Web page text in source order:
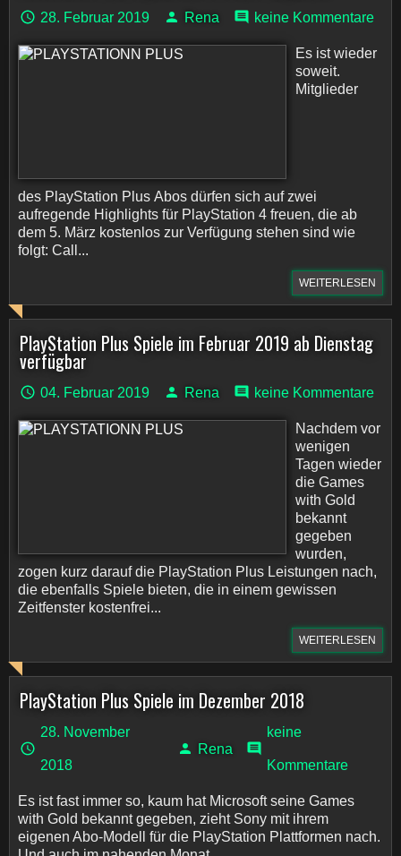
28. Februar 2019 Rena keine Kommentare
Es ist wieder
soweit.
Mitglieder
des PlayStation Plus Abos dürfen sich auf zwei
aufregende Highlights für PlayStation 4 freuen, die ab
dem 5. März kostenlos zur Verfügung stehen sind wie
folgt: Call...
WEITERLESEN
PlayStation Plus Spiele im Februar 2019 ab Dienstag
verfügbar
04. Februar 2019 Rena keine Kommentare
Nachdem vor
wenigen
Tagen wieder
die Games
with Gold
bekannt
gegeben
wurden,
zogen kurz darauf die PlayStation Plus Leistungen nach,
die ebenfalls Spiele bieten, die in einem gewissen
Zeitfenster kostenfrei...
WEITERLESEN
PlayStation Plus Spiele im Dezember 2018
28. November
2018
Rena
keine
Kommentare
Es ist fast immer so, kaum hat Microsoft seine Games
with Gold bekannt gegeben, zieht Sony mit ihrem
eigenen Abo-Modell für die PlayStation Plattformen nach.